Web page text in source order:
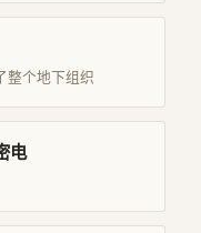
整个地下组织
电